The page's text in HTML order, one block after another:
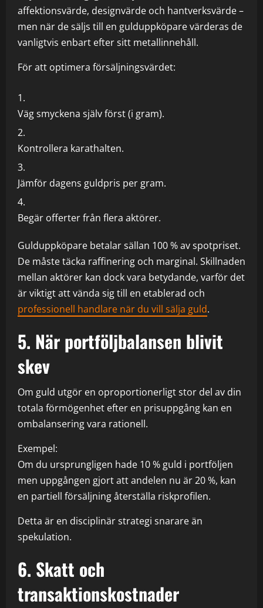
affektionsvärde, designvärde och hantverksvärde –
men när de säljs till en gulduppköpare värderas de
vanligtvis enbart efter sitt metallinnehåll.
För att optimera försäljningsvärdet:
Väg smyckena själv först (i gram).
Kontrollera karathalten.
Jämför dagens guldpris per gram.
Begär offerter från flera aktörer.
Gulduppköpare betalar sällan 100 % av spotpriset.
De måste täcka raffinering och marginal. Skillnaden
mellan aktörer kan dock vara betydande, varför det
är viktigt att vända sig till en etablerad och
professionell handlare när du vill sälja guld.
5. När portföljbalansen blivit
skev
Om guld utgör en oproportionerligt stor del av din
totala förmögenhet efter en prisuppgång kan en
ombalansering vara rationell.
Exempel:
Om du ursprungligen hade 10 % guld i portföljen
men uppgången gjort att andelen nu är 20 %, kan
en partiell försäljning återställa riskprofilen.
Detta är en disciplinär strategi snarare än
spekulation.
6. Skatt och
transaktionskostnader